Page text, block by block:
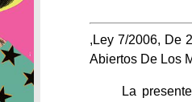
,Ley 7/2006, De
Abiertos De Los
La